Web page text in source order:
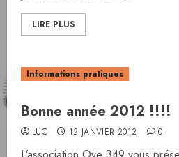
LIRE PLUS
Informations pratiques
Bonne année 2012 !!!!
LUC 12 JANVIER 2012 0